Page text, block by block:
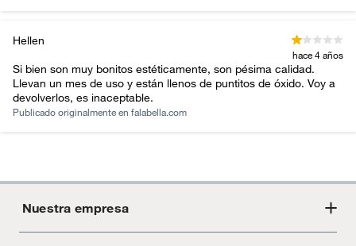
Hellen
hace 4 años
Si bien son muy bonitos estéticamente, son pésima calidad.
Llevan un mes de uso y están llenos de puntitos de óxido. Voy a
devolverlos, es inaceptable.
Publicado originalmente en falabella.com
Nuestra empresa